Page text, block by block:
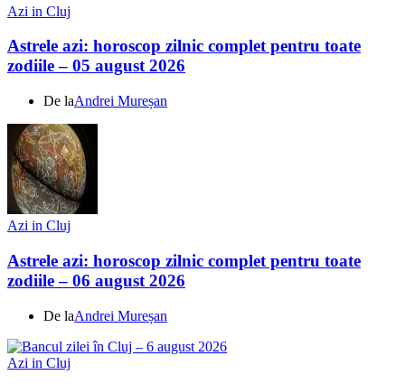
Azi in Cluj
Astrele azi: horoscop zilnic complet pentru toate
zodiile – 05 august 2026
De laAndrei Mureșan
Azi in Cluj
Astrele azi: horoscop zilnic complet pentru toate
zodiile – 06 august 2026
De laAndrei Mureșan
Azi in Cluj